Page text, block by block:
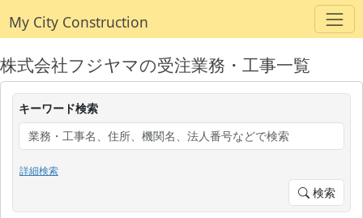
My City Construction
株式会社フジヤマの受注業務・工事一覧
キーワード検索
詳細検索
検索